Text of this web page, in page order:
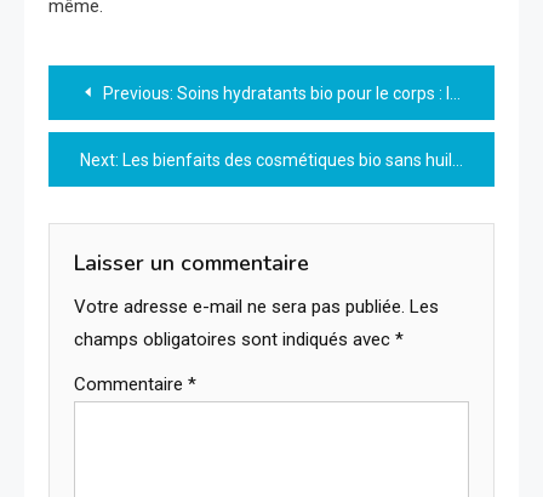
même.
Navigation
de
l’article
Previous: Soins hydratants bio pour le corps : l’importance d’une hydratation naturelle
Next: Les bienfaits des cosmétiques bio sans huile de palme
Laisser un commentaire
Votre adresse e-mail ne sera pas publiée. Les
champs obligatoires sont indiqués avec *
Commentaire *